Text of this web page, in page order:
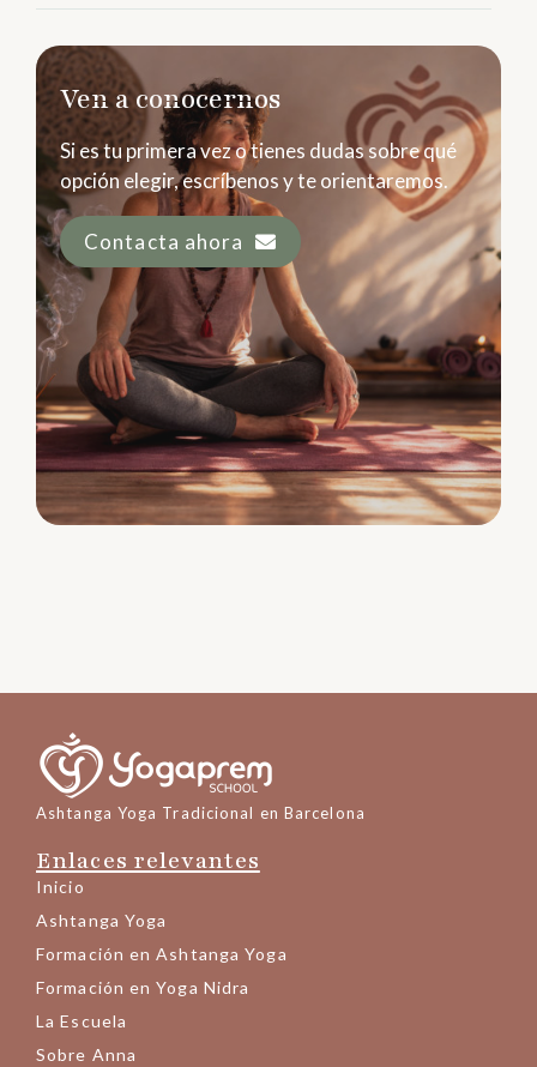
Ven a conocernos
Si es tu primera vez o tienes dudas sobre qué
opción elegir, escríbenos y te orientaremos.
Contacta ahora
Ashtanga Yoga Tradicional en Barcelona
Enlaces relevantes
Inicio
Ashtanga Yoga
Formación en Ashtanga Yoga
Formación en Yoga Nidra
La Escuela
Sobre Anna